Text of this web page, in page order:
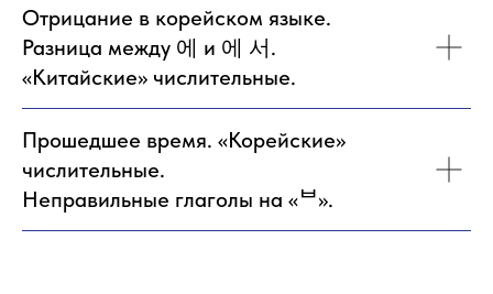
Отрицание в корейском языке.
Разница между 에 и 에 서.
«Китайские» числительные.
Прошедшее время. «Корейские»
числительные.
Неправильные глаголы на «ᄇ».